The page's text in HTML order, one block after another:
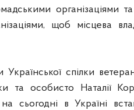
організаціями
щоб місцева
спілки
та особисто Наталії
сьогодні в Україні